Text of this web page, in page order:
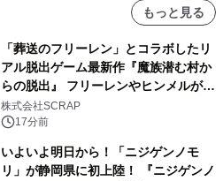
もっと見る
「葬送のフリーレン」とコラボしたリ
アル脱出ゲーム最新作『魔族潜む村か
らの脱出』 フリーレンやヒンメルが武
器を手に魔族を見据える描き下ろしメ
インビジュアル公開
株式会社SCRAP
17分前
いよいよ明日から！「ニジゲンノモ
リ」が静岡県に初上陸！ 『ニジゲンノ